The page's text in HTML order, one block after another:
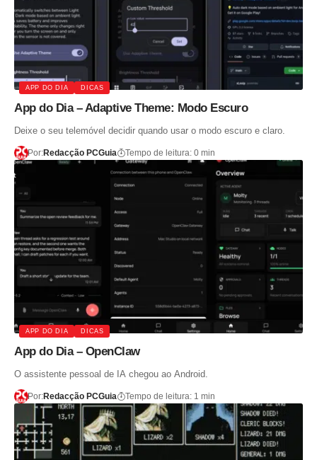
APP DO DIA DICAS
App do Dia – Adaptive Theme: Modo Escuro
Deixe o seu telemóvel decidir quando usar o modo escuro e claro.
Por:Redacção PCGuia Tempo de leitura: 0 min
APP DO DIA DICAS
App do Dia – OpenClaw
O assistente pessoal de IA chegou ao Android.
Por:Redacção PCGuia Tempo de leitura: 1 min